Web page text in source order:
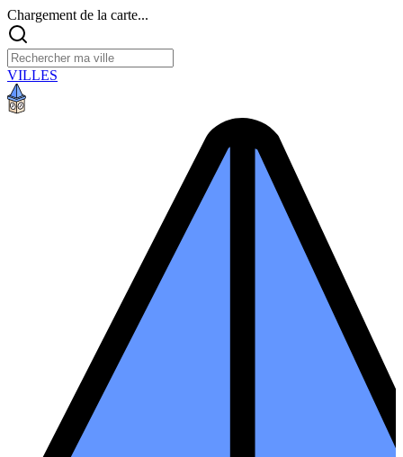
Chargement de la carte...
VILLES